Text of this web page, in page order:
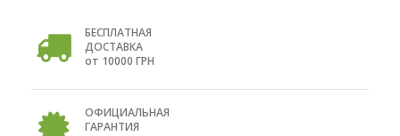
БЕСПЛАТНАЯ
ДОСТАВКА
от 10000 ГРН
ОФИЦИАЛЬНАЯ
ГАРАНТИЯ